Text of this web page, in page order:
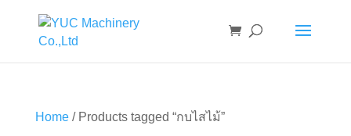
Home/ Products tagged “กบไสไม้”